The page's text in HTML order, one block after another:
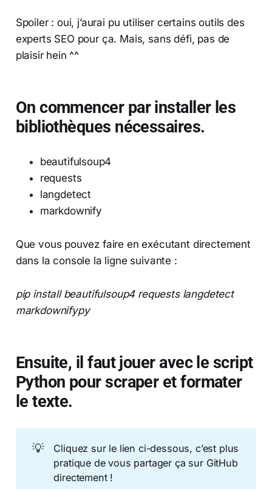
Spoiler : oui, j’aurai pu utiliser certains outils des
experts SEO pour ça. Mais, sans défi, pas de
plaisir hein ^^
On commencer par installer les
bibliothèques nécessaires.
beautifulsoup4
requests
langdetect
markdownify
Que vous pouvez faire en exécutant directement
dans la console la ligne suivante :
pip install beautifulsoup4 requests langdetect
markdownifypy
Ensuite, il faut jouer avec le script
Python pour scraper et formater
le texte.
💡
Cliquez sur le lien ci-dessous, c’est plus
pratique de vous partager ça sur GitHub
directement !